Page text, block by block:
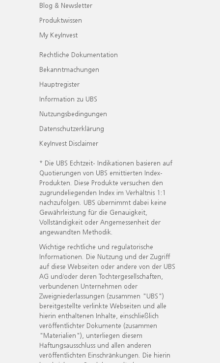
Blog & Newsletter
Produktwissen
My KeyInvest
Rechtliche Dokumentation
Bekanntmachungen
Hauptregister
Information zu UBS
Nutzungsbedingungen
Datenschutzerklärung
KeyInvest Disclaimer
* Die UBS Echtzeit- Indikationen basieren auf
Quotierungen von UBS emittierten Index-
Produkten. Diese Produkte versuchen den
zugrundeliegenden Index im Verhältnis 1:1
nachzufolgen. UBS übernimmt dabei keine
Gewährleistung für die Genauigkeit,
Vollständigkeit oder Angemessenheit der
angewandten Methodik.
Wichtige rechtliche und regulatorische
Informationen. Die Nutzung und der Zugriff
auf diese Webseiten oder andere von der UBS
AG und/oder deren Tochtergesellschaften,
verbundenen Unternehmen oder
Zweigniederlassungen (zusammen "UBS")
bereitgestellte verlinkte Webseiten und alle
hierin enthaltenen Inhalte, einschließlich
veröffentlichter Dokumente (zusammen
"Materialien"), unterliegen diesem
Haftungsausschluss und allen anderen
veröffentlichten Einschränkungen. Die hierin